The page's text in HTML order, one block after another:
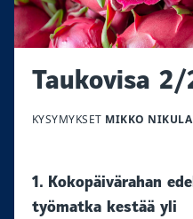
Taukovisa
KYSYMYKSET MIKKO NIKULA
1. Kokopäivärahan
työmatka kestää yli